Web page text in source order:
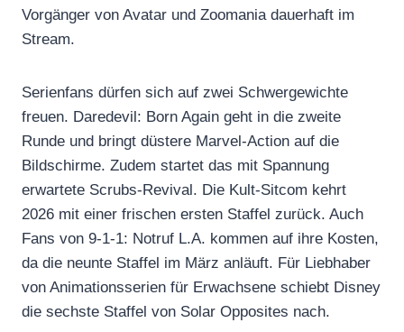
Vorgänger von Avatar und Zoomania dauerhaft im
Stream.
Serienfans dürfen sich auf zwei Schwergewichte
freuen. Daredevil: Born Again geht in die zweite
Runde und bringt düstere Marvel-Action auf die
Bildschirme. Zudem startet das mit Spannung
erwartete Scrubs-Revival. Die Kult-Sitcom kehrt
2026 mit einer frischen ersten Staffel zurück. Auch
Fans von 9-1-1: Notruf L.A. kommen auf ihre Kosten,
da die neunte Staffel im März anläuft. Für Liebhaber
von Animationsserien für Erwachsene schiebt Disney
die sechste Staffel von Solar Opposites nach.